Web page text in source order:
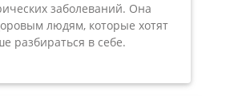
заболеваний. Она
людям, которые хотят
разбираться в себе.